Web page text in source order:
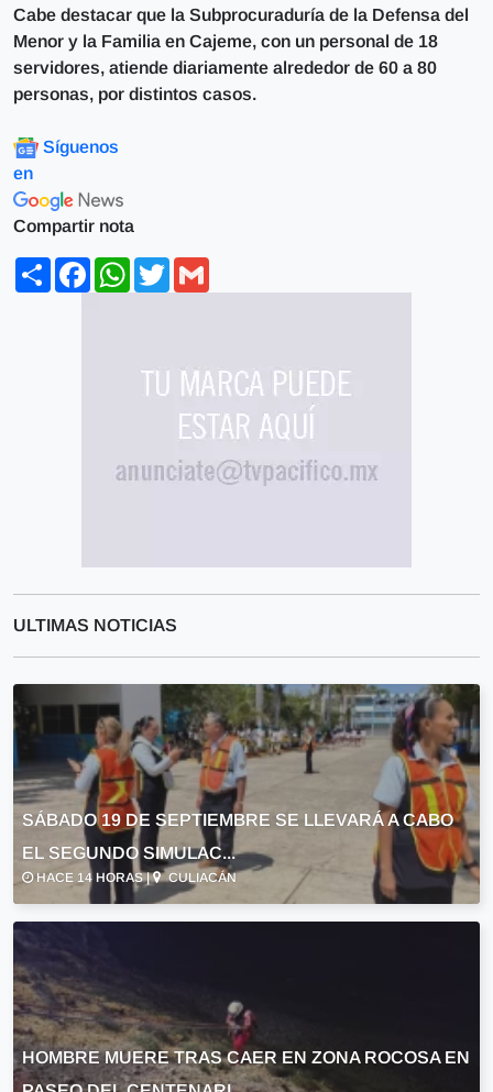
Cabe destacar que la Subprocuraduría de la Defensa del
Menor y la Familia en Cajeme, con un personal de 18
servidores, atiende diariamente alrededor de 60 a 80
personas, por distintos casos.
Síguenos
en
Compartir nota
ShareFacebookWhatsApp
Twitter
ULTIMAS NOTICIAS
SÁBADO 19 DE SEPTIEMBRE SE LLEVARÁ A CABO
EL SEGUNDO SIMULAC...
HACE 14 HORAS | CULIACÁN
HOMBRE MUERE TRAS CAER EN ZONA ROCOSA EN